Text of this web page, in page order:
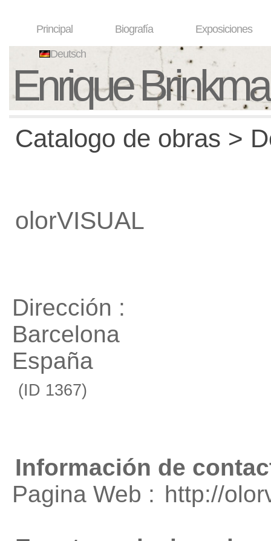
Principal Biografía Exposiciones
Deutsch
Enrique
Catalogo de obras >
olorVISUAL
Dirección :
Barcelona
España
(ID 1367)
Información de
Pagina Web : http://